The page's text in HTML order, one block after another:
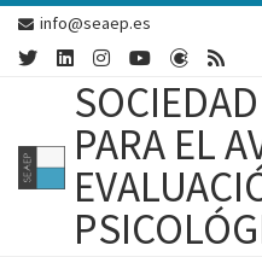
Skip to content
info@seaep.es
PARA EL